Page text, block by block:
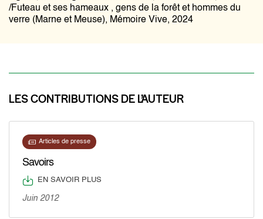
/Futeau et ses hameaux , gens de la forêt et hommes du
verre (Marne et Meuse), Mémoire Vive, 2024
LES CONTRIBUTIONS DE L’AUTEUR
Articles de presse
Savoirs
EN SAVOIR PLUS
Juin 2012